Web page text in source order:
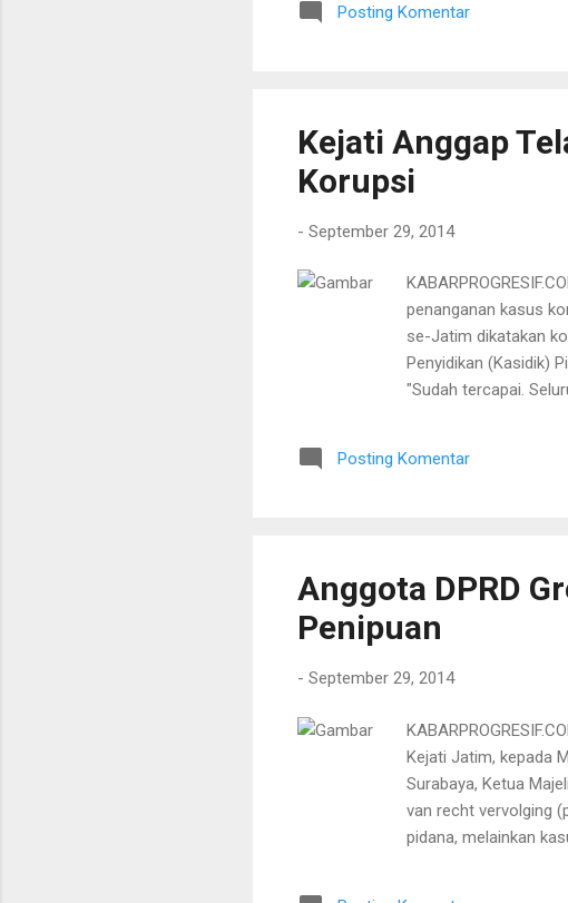
Khusus (Pidsus)
Posting Komentar
Kejati Anggap
Korupsi
- September 29, 2014
penanganan kasus
se-Jatim dikatakan
Penyidikan (Kasidik)
"Sudah tercapai.
tersebut naik menjadi
Posting Komentar
Anggota DPRD
Penipuan
- September 29, 2014
Kejati Jatim, kepada
Surabaya, Ketua
van recht vervolging
pidana, melainkan